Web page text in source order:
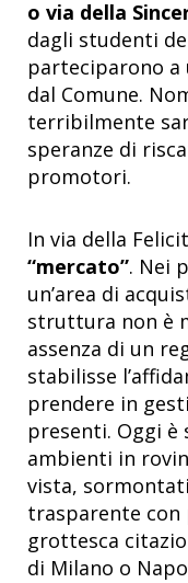
o via della
dagli studenti
parteciparono a
dal Comune.
terribilmente
speranze di
promotori.
In via della
“mercato”. Nei
un’area di
struttura non è
assenza di un
stabilisse
prendere in
presenti. Oggi è
ambienti in
vista,
trasparente con
grottesca
di Milano o